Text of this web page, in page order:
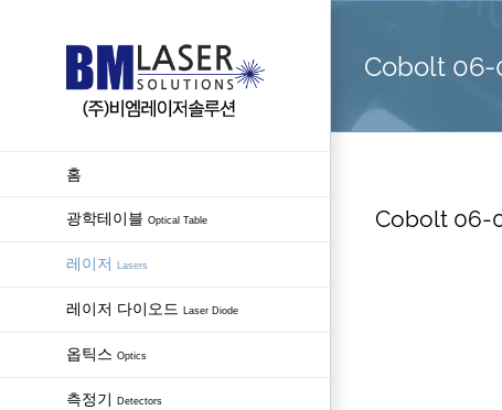
홈
광학테이블 Optical Table
레이저 Lasers
레이저 다이오드 Laser Diode
옵틱스 Optics
측정기 Detectors
Cobolt 06-
Cobolt 06-